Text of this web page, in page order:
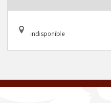
indisponible